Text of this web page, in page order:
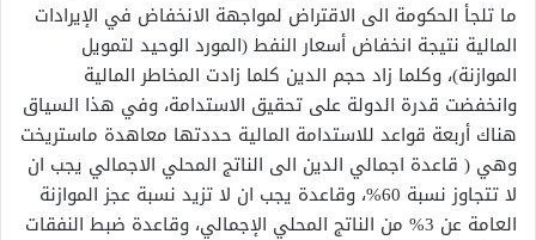
ما تلجأ الحكومة الى الاقتراض لمواجهة الانخفاض في الإيرادات
المالية نتيجة انخفاض أسعار النفط (المورد الوحيد لتمويل
الموازنة)، وكلما زاد حجم الدين كلما زادت المخاطر المالية
وانخفضت قدرة الدولة على تحقيق الاستدامة، وفي هذا السياق
هناك أربعة قواعد للاستدامة المالية حددتها معاهدة ماستريخت
وهي ( قاعدة اجمالي الدين الى الناتج المحلي الاجمالي يجب ان
لا تتجاوز نسبة 60%، وقاعدة يجب ان لا تزيد نسبة عجز الموازنة
العامة عن 3% من الناتج المحلي الإجمالي، وقاعدة ضبط النفقات